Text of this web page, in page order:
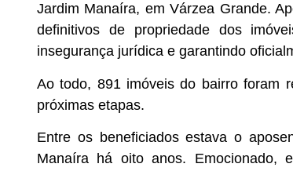
Jardim Manaíra, em Várzea Grande.
definitivos de propriedade dos
insegurança jurídica e garantindo
Ao todo, 891 imóveis do bairro foram
próximas etapas.
Entre os beneficiados estava o
Manaíra há oito anos. Emocionado,